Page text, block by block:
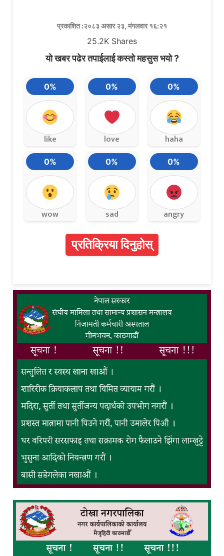
प्रकाशित :२०८३ असार २३, मंगलवार १६:२१
25.2K Shares
यो खबर पढेर तपाईलाई कस्तो महसुस भयो ?
0%
like
0%
love
0%
haha
0%
wow
0%
sad
0%
angry
प्रतिक्रिया दिनुहोस्